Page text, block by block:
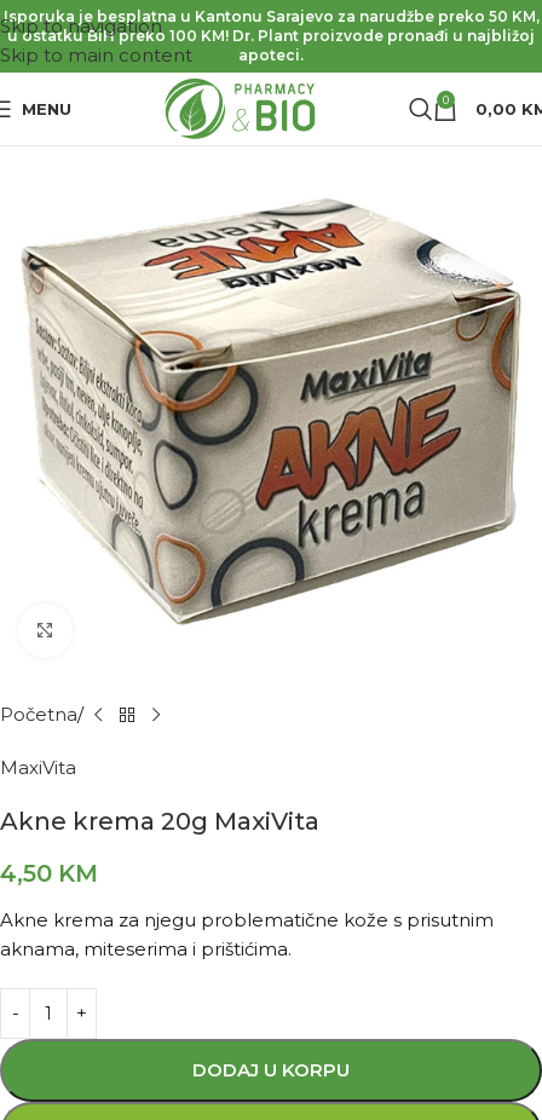
Skip to navigation
Skip to main content
Isporuka je besplatna u Kantonu Sarajevo za narudžbe preko 50 KM,
u ostatku BiH preko 100 KM! Dr. Plant proizvode pronađi u najbližoj
apoteci.
MENU 0 0,00
Kliknite za povećanje
Početna
MaxiVita
Akne krema 20g MaxiVita
4,50 KM
Akne krema za njegu problematične kože s prisutnim
aknama, miteserima i prištićima.
DODAJ U KORPU